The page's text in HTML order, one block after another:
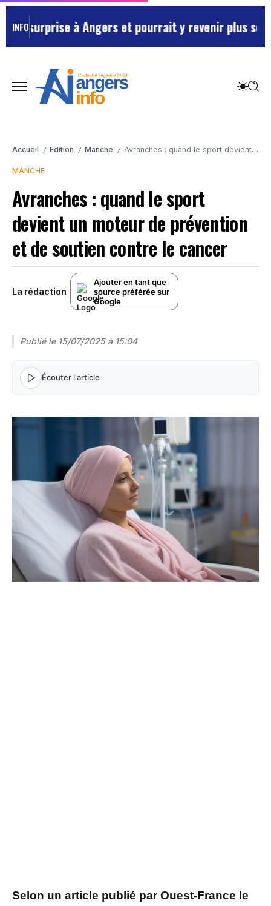
INFO
surprise à Angers et pourrait y revenir plus
Accueil / Edition / Manche / Avranches : quand le sport devient un moteur de prévention et de soutien contre le cancer
MANCHE
Avranches : quand le sport
devient un moteur de prévention
et de soutien contre le cancer
La rédaction
Ajouter en tant que
source préférée sur
Google
Publié le 15/07/2025 à 15:04
Écouter l'article
Selon un article publié par Ouest-France le